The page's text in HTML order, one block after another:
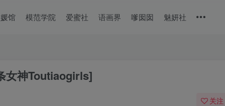
馆 模范学院 爱蜜社 语画界 嗲囡囡 魅妍社
女神Toutiaogirls]
关注